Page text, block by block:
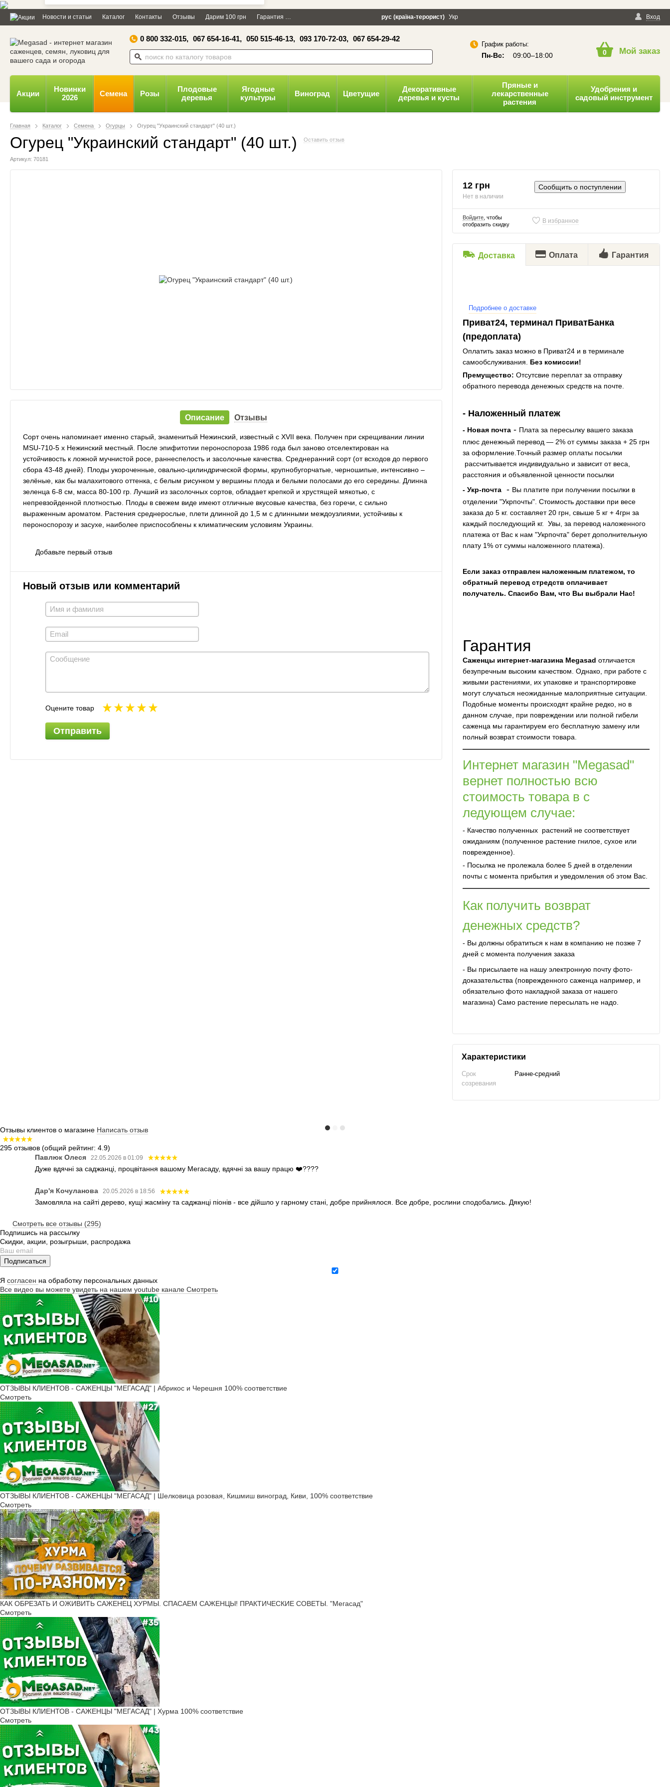
Дозвольте сайту megasad.net
відправляти вам сповіщення на
робочий стіл.
Powered by SendPulse Заборонити Дозволити
×
Новости и статьи Каталог Контакты Отзывы Дарим 100 грн Гарантия Оплата и доставка Политика конфиденциальности Вход
рус (країна-терорист) Укр
0 800 332-015, 067 654-16-41, 050 515-46-13, 093 170-72-03, 067 654-29-42
График работы:
Пн-Вс: 09:00–18:00 0 Мой заказ
Акции
Новинки
2026
Семена Розы
Плодовые
деревья
Ягодные
культуры
Виноград Цветущие
Декоративные
деревья и кусты
Пряные и
лекарственные
растения
Удобрения и
садовый инструмент
Главная Каталог Семена Огурцы Огурец "Украинский стандарт" (40 шт.)
Огурец "Украинский стандарт" (40 шт.) Оставить отзыв
Артикул: 70181
Описание Отзывы
Сорт очень напоминает именно старый, знаменитый Нежинский, известный с XVII века. Получен при скрещивании линии
MSU-710-5 х Нежинский местный. После эпифитотии пероноспороза 1986 года был заново отселектирован на
устойчивость к ложной мучнистой росе, раннеспелость и засолочные качества. Среднеранний сорт (от всходов до первого
сбора 43-48 дней). Плоды укороченные, овально-цилиндрической формы, крупнобугорчатые, черношипые, интенсивно –
зелёные, как бы малахитового оттенка, с белым рисунком у вершины плода и белыми полосами до его середины. Длинна
зеленца 6-8 см, масса 80-100 гр. Лучший из засолочных сортов, обладает крепкой и хрустящей мякотью, с
непревзойденной плотностью. Плоды в свежем виде имеют отличные вкусовые качества, без горечи, с сильно
выраженным ароматом. Растения среднерослые, плети длинной до 1,5 м с длинными междоузлиями, устойчивы к
пероноспорозу и засухе, наиболее приспособлены к климатическим условиям Украины.
Добавьте первый отзыв
Новый отзыв или комментарий
Оцените товар
Отправить
12 грн
Нет в наличии
Сообщить о поступлении
Войдите, чтобы
отобразить скидку
В избранное
Доставка Оплата Гарантия
Подробнее о доставке
Приват24, терминал ПриватБанка
(предоплата)
Оплатить заказ можно в Приват24 и в терминале
самообслуживания. Без комиссии!
Премущество: Отсутсвие переплат за отправку
обратного перевода денежных средств на почте.
- Наложенный платеж
- Новая почта- Плата за пересылку вашего заказа
плюс денежный перевод — 2% от суммы заказа + 25 грн
за оформление.Точный размер оплаты посылки
рассчитывается индивидуально и зависит от веса,
расстояния и объявленной ценности посылки
- Укр-почта- Вы платите при получении посылки в
отделении "Укрпочты". Стоимость доставки при весе
заказа до 5 кг. составляет 20 грн, свыше 5 кг + 4грн за
каждый последующий кг. Увы, за перевод наложенного
платежа от Вас к нам "Укрпочта" берет дополнительную
плату 1% от суммы наложенного платежа).
Если заказ отправлен наложенным платежом, то
обратный перевод стредств оплачивает
получатель. Спасибо Вам, что Вы выбрали Нас!
Гарантия
Саженцы интернет-магазина Megasad отличается
безупречным высоким качеством. Однако, при работе с
живыми растениями, их упаковке и транспортировке
могут случаться неожиданные малоприятные ситуации.
Подобные моменты происходят крайне редко, но в
данном случае, при повреждении или полной гибели
саженца мы гарантируем его бесплатную замену или
полный возврат стоимости товара.
Интернет магазин "Megasad"
вернет полностью всю
стоимость товара в с
ледующем случае:
- Качество полученных растений не соответствует
ожиданиям (полученное растение гнилое, сухое или
поврежденное).
- Посылка не пролежала более 5 дней в отделении
почты с момента прибытия и уведомления об этом Вас.
Как получить возврат
денежных средств?
- Вы должны обратиться к нам в компанию не позже 7
дней с момента получения заказа
- Вы присылаете на нашу электронную почту фото-
доказательства (поврежденного саженца например, и
обязательно фото накладной заказа от нашего
магазина) Само растение пересылать не надо.
Характеристики
Срок
созревания
Ранне-средний
Отзывы клиентов о магазине Написать отзыв
295 отзывов (общий рейтинг: 4.9)
Павлюк Олеся
22.05.2026 в 01:09
Дуже вдячні за саджанці, процвітання вашому Мегасаду, вдячні за вашу працю ❤️????
Дар'я Кочуланова 20.05.2026 в 18:56
Замовляла на сайті дерево, кущі жасміну та саджанці піонів - все дійшло у гарному стані, добре прийнялося. Все добре, рослини сподобались. Дякую!
Смотреть все отзывы (295)
Подпишись на рассылку
Скидки, акции, розыгрыши, распродажа
Подписаться
Я согласен на обработку персональных данных
Все видео вы можете увидеть на нашем youtube канале Смотреть
ОТЗЫВЫ КЛИЕНТОВ - САЖЕНЦЫ "МЕГАСАД" | Абрикос и Черешня 100% соответствие
Смотреть
ОТЗЫВЫ КЛИЕНТОВ - САЖЕНЦЫ "МЕГАСАД" | Шелковица розовая, Кишмиш виноград, Киви, 100% соответствие
Смотреть
КАК ОБРЕЗАТЬ И ОЖИВИТЬ САЖЕНЕЦ ХУРМЫ. СПАСАЕМ САЖЕНЦЫ! ПРАКТИЧЕСКИЕ СОВЕТЫ. "Мегасад"
Смотреть
ОТЗЫВЫ КЛИЕНТОВ - САЖЕНЦЫ "МЕГАСАД" | Хурма 100% соответствие
Смотреть